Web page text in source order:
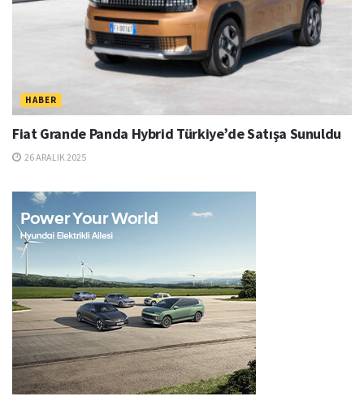
HABER
Fiat Grande Panda Hybrid Türkiye’de Satışa Sunuldu
26 ARALIK 2025